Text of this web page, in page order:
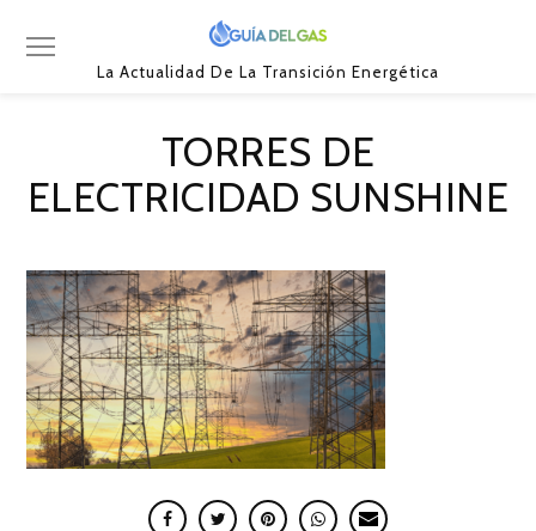
La Actualidad De La Transición Energética
TORRES DE
ELECTRICIDAD SUNSHINE